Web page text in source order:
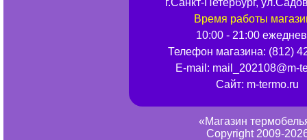
г.Санкт-Петербург,
Время работы
10:00 - 21:00
Телефон магазина: (812)
E-mail: mail_202108@m-
Сайт: m-termo.ru
«Магазин
Copyright 2009-